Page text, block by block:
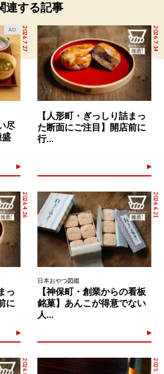
連する記事
2026.7.27
AD
尽
盛
2026.7.14
【人形町・ぎっしり詰まっ
た断面にご注目】開店前に
行...
2026.4.26
っ
に
2026.6.21
日本おやつ図鑑
【神保町・創業からの看板
銘菓】あんこが得意でない
人...
2026.8.1